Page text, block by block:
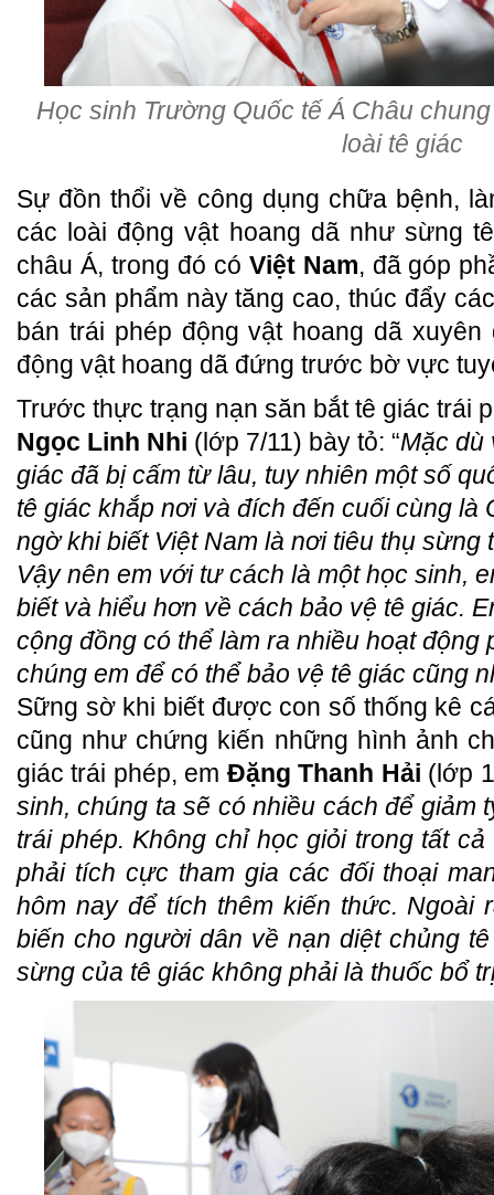
Học sinh Trường Quốc tế Á Châu
loài tê giác
Sự đồn thổi về công dụng chữa bệnh,
các loài động vật hoang dã như sừng
châu Á, trong đó có Việt Nam, đã góp
các sản phẩm này tăng cao, thúc đẩy
bán trái phép động vật hoang dã
động vật hoang dã đứng trước bờ vực
Trước thực trạng nạn săn bắt tê giác trái
Ngọc Linh Nhi (lớp 7/11) bày tỏ: “Mặc dù
giác đã bị cấm từ lâu, tuy nhiên một số
tê giác khắp nơi và đích đến cuối cùng là
ngờ khi biết Việt Nam là nơi tiêu thụ sừng
Vậy nên em với tư cách là một học sinh,
biết và hiểu hơn về cách bảo vệ tê giác.
cộng đồng có thể làm ra nhiều hoạt động
chúng em để có thể bảo vệ tê giác cũng
Sững sờ khi biết được con số thống kê
cũng như chứng kiến những hình ảnh
giác trái phép, em Đặng Thanh Hải (lớp
sinh, chúng ta sẽ có nhiều cách để giảm
trái phép. Không chỉ học giỏi trong tất
phải tích cực tham gia các đối thoại
hôm nay để tích thêm kiến thức. Ngoài
biến cho người dân về nạn diệt chủng
sừng của tê giác không phải là thuốc bổ